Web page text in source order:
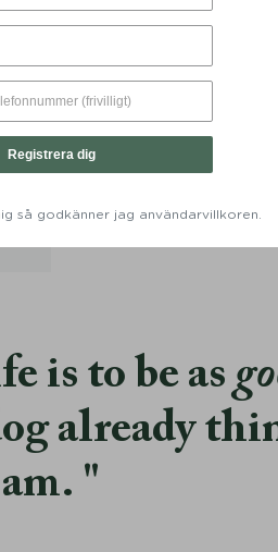
-
Hundkoppel Stockholm
155 cm - Denjo
is to be as
already
am.
Registrera dig
så godkänner jag användarvillkoren.